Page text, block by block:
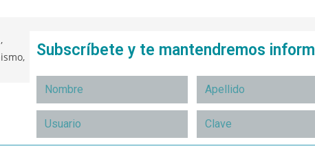
Subscríbete y te mantendremos